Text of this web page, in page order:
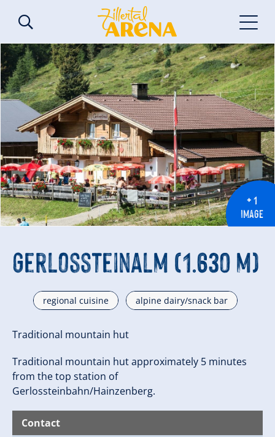
+ 1
IMAGE
Gerlossteinalm (1.630 m)
regional cuisine alpine dairy/snack bar
Traditional mountain hut
Traditional mountain hut approximately 5 minutes
from the top station of
Gerlossteinbahn/Hainzenberg.
Contact